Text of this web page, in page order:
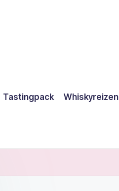
Tastingpack Whiskyreizen